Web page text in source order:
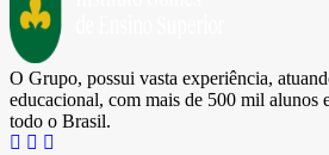
O Grupo, possui vasta experiência,
educacional, com mais de 500 mil alunos
todo o Brasil.